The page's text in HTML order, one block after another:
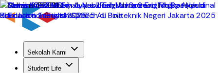
Sekolah Kami
Student Life